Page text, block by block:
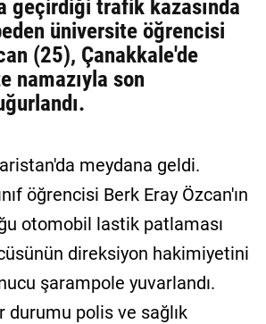
geçirdiği trafik kazasında
üniversite öğrencisi
(25), Çanakkale'de
namazıyla son
meydana geldi.
öğrencisi Berk Eray Özcan'ın
otomobil lastik patlaması
direksiyon hakimiyetini
şarampole yuvarlandı.
durumu polis ve sağlık